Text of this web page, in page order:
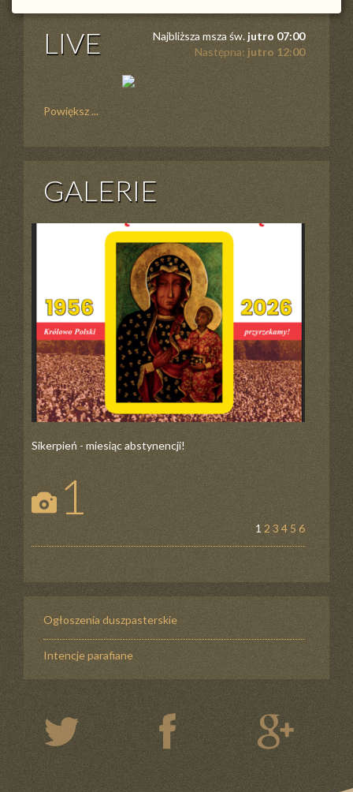
LIVE Najbliższa msza św. jutro 07:00
Następna: jutro 12:00
Powiększ ...
GALERIE
Sikerpień - miesiąc abstynencji!
1
1 2 3 4 5 6
Ogłoszenia duszpasterskie
Intencje parafiane